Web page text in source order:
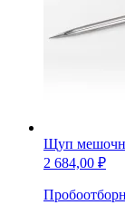
Щуп
2 684,00 ₽